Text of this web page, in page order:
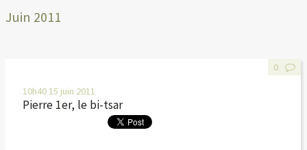
Juin 2011
10h4015 juin 2011
Pierre 1er, le bi-tsar
0